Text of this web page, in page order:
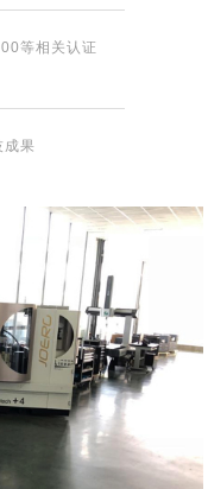
等相关认证
成果